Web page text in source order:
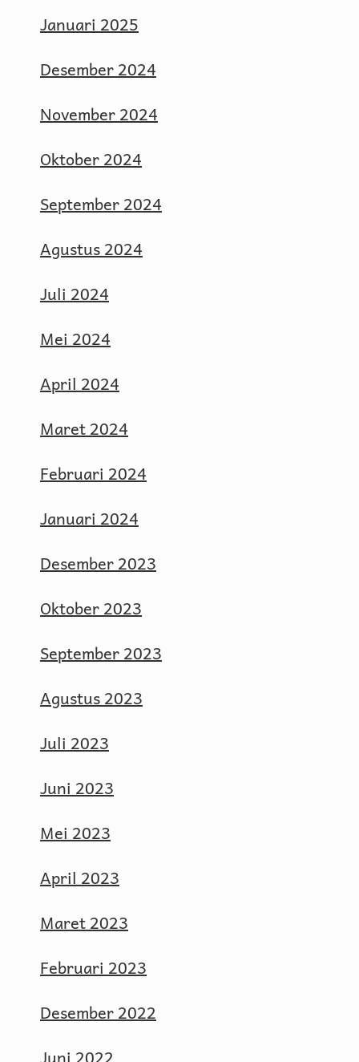
Januari 2025
Desember 2024
November 2024
Oktober 2024
September 2024
Agustus 2024
Juli 2024
Mei 2024
April 2024
Maret 2024
Februari 2024
Januari 2024
Desember 2023
Oktober 2023
September 2023
Agustus 2023
Juli 2023
Juni 2023
Mei 2023
April 2023
Maret 2023
Februari 2023
Desember 2022